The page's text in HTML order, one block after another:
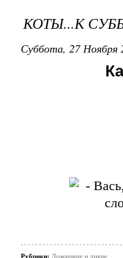
КОТЫ...К
Суббота, 27 Ноября
Рубрики: Домашние и дикие